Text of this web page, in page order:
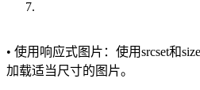
• 使用响应式图片：使用srcset和
加载适当尺寸的图片。